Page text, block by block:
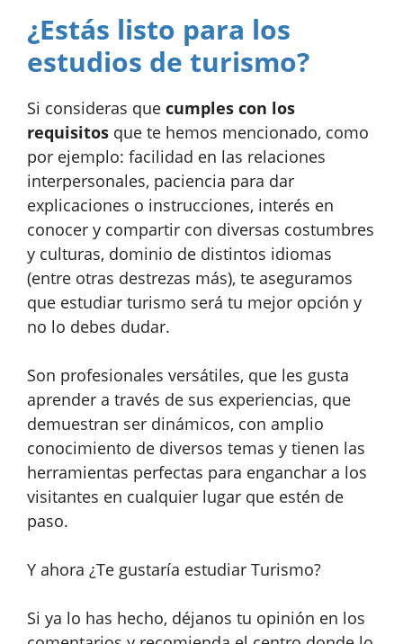
¿Estás listo para los
estudios de turismo?
Si consideras que cumples con los
requisitos que te hemos mencionado, como
por ejemplo: facilidad en las relaciones
interpersonales, paciencia para dar
explicaciones o instrucciones, interés en
conocer y compartir con diversas costumbres
y culturas, dominio de distintos idiomas
(entre otras destrezas más), te aseguramos
que estudiar turismo será tu mejor opción y
no lo debes dudar.
Son profesionales versátiles, que les gusta
aprender a través de sus experiencias, que
demuestran ser dinámicos, con amplio
conocimiento de diversos temas y tienen las
herramientas perfectas para enganchar a los
visitantes en cualquier lugar que estén de
paso.
Y ahora ¿Te gustaría estudiar Turismo?
Si ya lo has hecho, déjanos tu opinión en los